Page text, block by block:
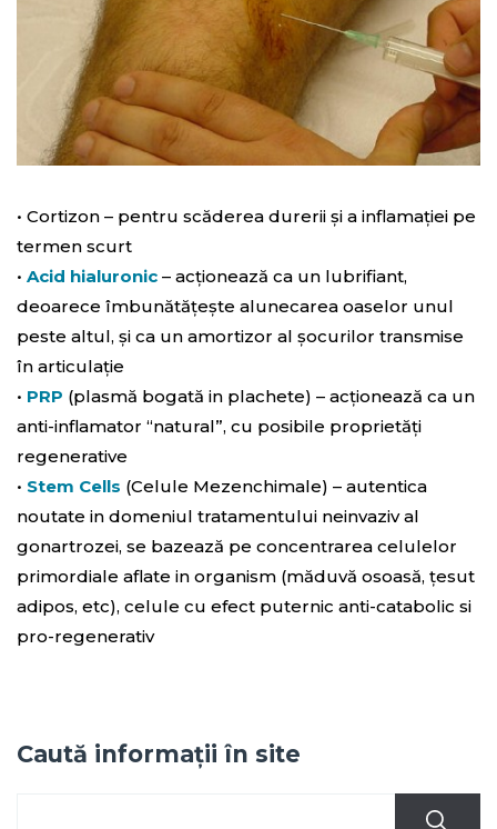
• Cortizon – pentru scăderea durerii și a inflamației pe
termen scurt
• Acid hialuronic – acționează ca un lubrifiant,
deoarece îmbunătățește alunecarea oaselor unul
peste altul, și ca un amortizor al șocurilor transmise
în articulație
• PRP (plasmă bogată in plachete) – acționează ca un
anti-inflamator “natural”, cu posibile proprietăți
regenerative
• Stem Cells (Celule Mezenchimale) – autentica
noutate in domeniul tratamentului neinvaziv al
gonartrozei, se bazează pe concentrarea celulelor
primordiale aflate in organism (măduvă osoasă, țesut
adipos, etc), celule cu efect puternic anti-catabolic si
pro-regenerativ
Caută informații în site